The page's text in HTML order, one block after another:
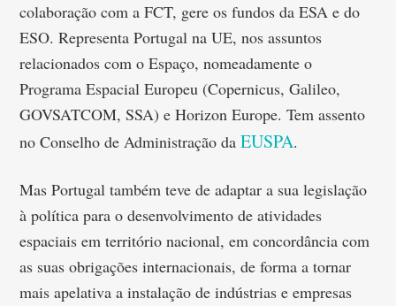
colaboração com a FCT, gere os fundos da ESA e do
ESO. Representa Portugal na UE, nos assuntos
relacionados com o Espaço, nomeadamente o
Programa Espacial Europeu (Copernicus, Galileo,
GOVSATCOM, SSA) e Horizon Europe. Tem assento
no Conselho de Administração daEUSPA.
Mas Portugal também teve de adaptar a sua legislação
à política para o desenvolvimento de atividades
espaciais em território nacional, em concordância com
as suas obrigações internacionais, de forma a tornar
mais apelativa a instalação de indústrias e empresas